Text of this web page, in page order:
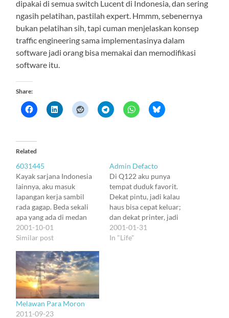
dipakai di semua switch Lucent di Indonesia, dan sering
ngasih pelatihan, pastilah expert. Hmmm, sebenernya
bukan pelatihan sih, tapi cuman menjelaskan konsep
traffic engineering sama implementasinya dalam
software jadi orang bisa memakai dan memodifikasi
software itu.
Share:
Related
6031445
Kayak sarjana Indonesia
lainnya, aku masuk
lapangan kerja sambil
rada gagap. Beda sekali
apa yang ada di medan
kerja dengan di lab
kampus. Dan rekan-rekan
tua itu nggak terlalu bisa
mengadaptasikan orang
baru. Sibuk saling
berkompetisi. Ada dua…
2001-10-01
Similar post
Admin Defacto
Di Q122 aku punya
tempat duduk favorit.
Dekat pintu, jadi kalau
haus bisa cepat keluar;
dan dekat printer, jadi
nggak harus capek kalau
mau ngeprint. Asiknya,
2001-01-31
In "Life"
Melawan Para Moron
2011-09-23